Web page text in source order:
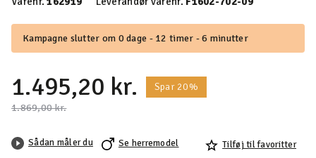
Kampagne slutter om 0 dage - 12 timer - 6 minutter
1.495,20 kr.
Spar 20%
Pris nedsat fra
1.869,00 kr.til
Sådan måler du Se herremodel Tilføj til favoritter